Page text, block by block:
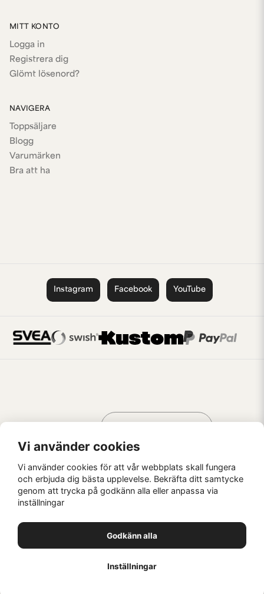
MITT KONTO
Logga in
Registrera dig
Glömt lösenord?
NAVIGERA
Toppsäljare
Blogg
Varumärken
Bra att ha
Instagram Facebook YouTube
Kaffebrus AB, Förskeppsgatan 2, 271 55 Ystad
AV KREATÖRER
Vi använder cookies
Vi använder cookies för att vår webbplats skall fungera
och erbjuda dig bästa upplevelse. Bekräfta ditt samtycke
genom att trycka på godkänn alla eller anpassa via
inställningar
Godkänn alla
Inställningar